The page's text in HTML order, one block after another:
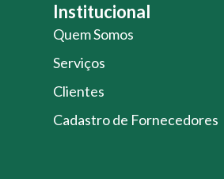
Institucional
Quem Somos
Serviços
Clientes
Cadastro de Fornecedores